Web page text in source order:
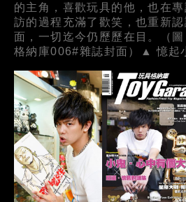
的主角，喜歡玩具的他，也在
訪的過程充滿了歡笑，也重新
面，一切迄今仍歷歷在目。（
格納庫006#雜誌封面）▲ 憶起